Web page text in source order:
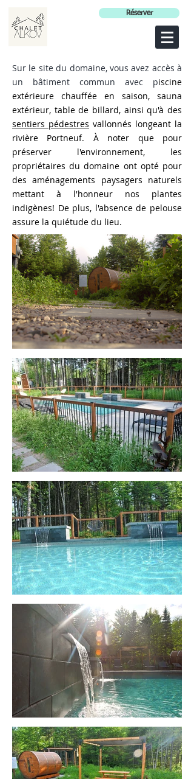
Réserver
Sur le site du domaine, vous avez accès à
un bâtiment commun avec piscine
extérieure chauffée en saison, sauna
extérieur, table de billard, ainsi qu'à des
sentiers pédestres vallonnés longeant la
rivière Portneuf. À noter que pour
préserver l'environnement, les
propriétaires du domaine ont opté pour
des aménagements paysagers naturels
mettant à l'honneur nos plantes
indigènes! De plus, l'absence de pelouse
assure la quiétude du lieu.